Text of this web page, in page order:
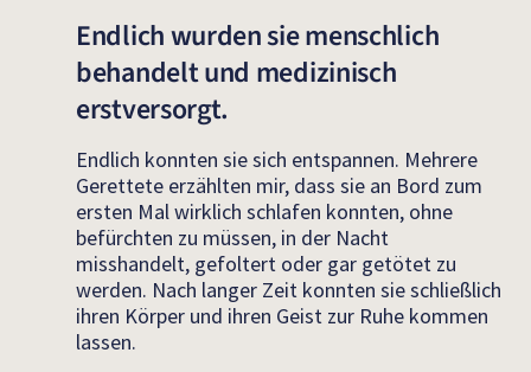
Endlich wurden sie menschlich
behandelt und medizinisch
erstversorgt.
Endlich konnten sie sich entspannen. Mehrere
Gerettete erzählten mir, dass sie an Bord zum
ersten Mal wirklich schlafen konnten, ohne
befürchten zu müssen, in der Nacht
misshandelt, gefoltert oder gar getötet zu
werden. Nach langer Zeit konnten sie schließlich
ihren Körper und ihren Geist zur Ruhe kommen
lassen.